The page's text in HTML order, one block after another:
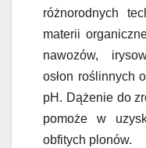
różnorodnych
materii
nawozów,
osłon roślinnych
pH. Dążenie do
pomoże w
obfitych plonów.